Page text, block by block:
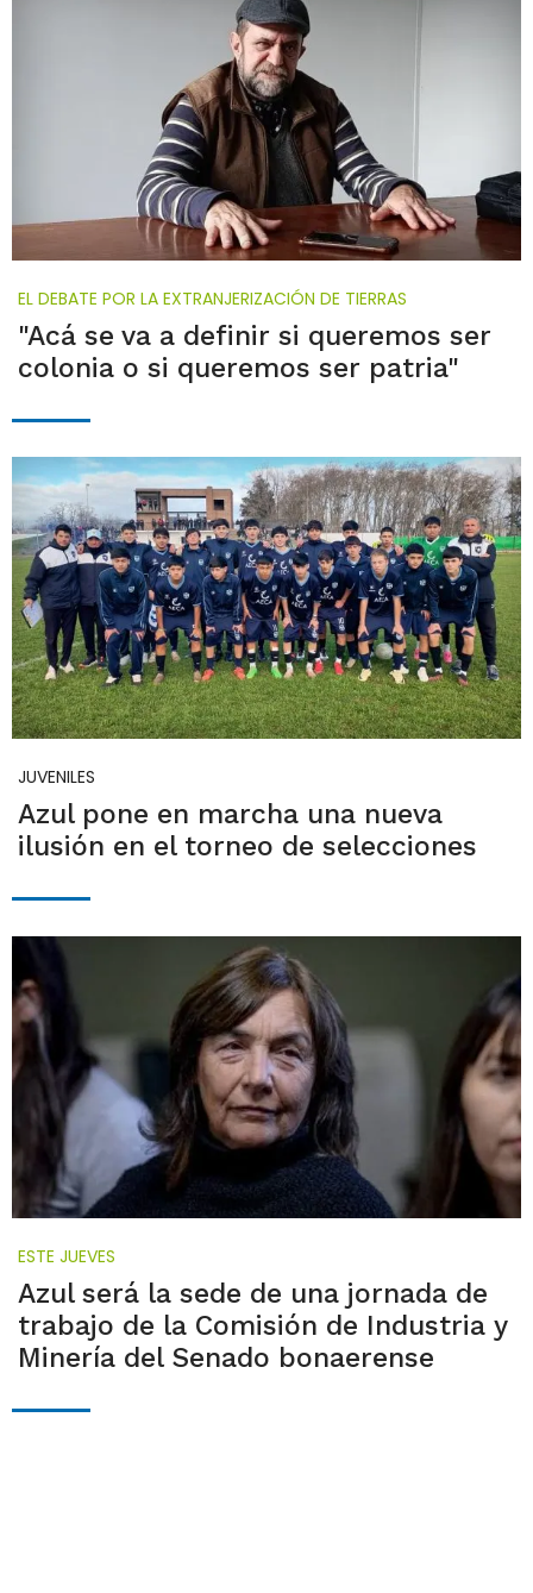
EL DEBATE POR LA EXTRANJERIZACIÓN DE TIERRAS
"Acá se va a definir si queremos ser
colonia o si queremos ser patria"
JUVENILES
Azul pone en marcha una nueva
ilusión en el torneo de selecciones
ESTE JUEVES
Azul será la sede de una jornada de
trabajo de la Comisión de Industria y
Minería del Senado bonaerense